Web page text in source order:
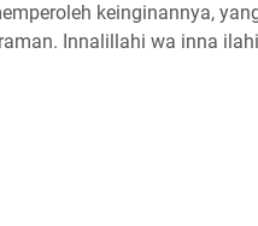
keinginannya,
Innalillahi wa inna ilahi